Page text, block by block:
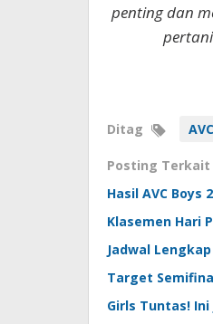
penting dan
Ditag
Posting Terkait
Hasil AVC Boys
Klasemen Hari
Jadwal
Target
Girls Tuntas! Ini